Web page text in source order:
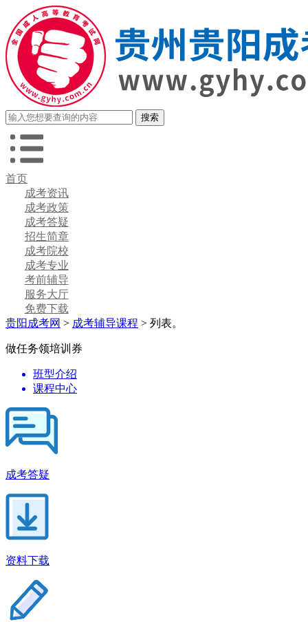
首页
成考资讯
成考政策
成考答疑
招生简章
成考院校
成考专业
考前辅导
服务大厅
免费下载
贵阳成考网 > 成考辅导课程 > 列表。
做任务领培训券
班型介绍
课程中心
成考答疑
资料下载